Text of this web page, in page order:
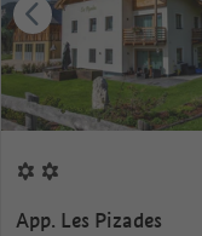
App. Les Pizades